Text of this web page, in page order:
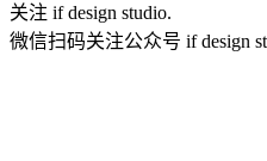
关注 if design studio.
微信扫码关注公众号 if design